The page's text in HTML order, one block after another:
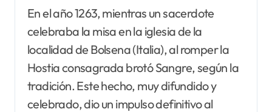
En el año 1263, mientras un sacerdote
celebraba la misa en la iglesia de la
localidad de Bolsena (Italia), al romper la
Hostia consagrada brotó Sangre, según la
tradición. Este hecho, muy difundido y
celebrado, dio un impulso definitivo al